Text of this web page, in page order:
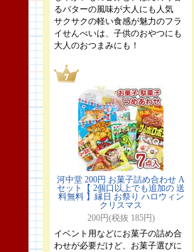
るバターの風味が大人にも人気
サクサクの軽い食感が魅力のフラ
イせんべいは、子供のおやつにも
大人のおつまみにも！
河中堂 200円 お菓子詰め合わせ A
セット【 2個口以上でも追加の 送
料無料 】縁日 お祭り ハロウィン
クリスマス
200円(税抜 185円)
イベント用などにお菓子の詰め合
わせが必要だけど、お菓子選びに